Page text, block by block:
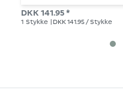
DKK 141.95 *
1 Stykke | DKK 141.95 / Stykke